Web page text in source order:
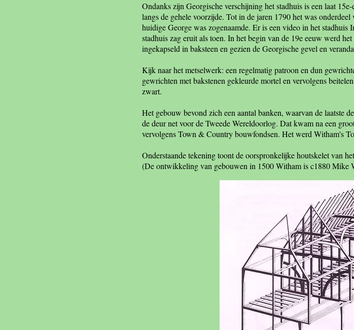
Ondanks zijn Georgische verschijning het stadhuis is een laat
langs de gehele voorzijde. Tot in de jaren 1790 het was
huidige George was zogenaamde. Er is een video in het
stadhuis zag eruit als toen. In het begin van de 19e eeuw werd
ingekapseld in baksteen en gezien de Georgische gevel en
Kijk naar het metselwerk: een regelmatig patroon en dun
gewrichten met bakstenen gekleurde mortel en vervolgens
zwart.
Het gebouw bevond zich een aantal banken, waarvan de laatste
de deur net voor de Tweede Wereldoorlog. Dat kwam na een
vervolgens Town & Country bouwfondsen. Het werd Witham's
Onderstaande tekening toont de oorspronkelijke houtskelet van
(De ontwikkeling van gebouwen in 1500 Witham is c1880 Mike